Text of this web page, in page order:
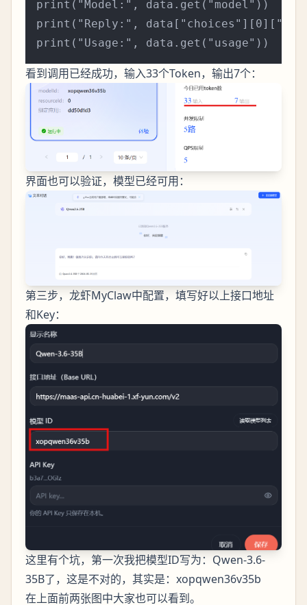
print("Model:", data.get("model"))
print("Reply:",
看到调用已经成功，输入33个Token，输出7个：
界面也可以验证，模型已经可用：
第三步，龙虾MyClaw中配置，填写好以上接口地址
和Key：
这里有个坑，第一次我把模型ID写为：Qwen-3.6-
35B了，这是不对的，其实是：xopqwen36v35b
在上面前两张图中大家也可以看到。